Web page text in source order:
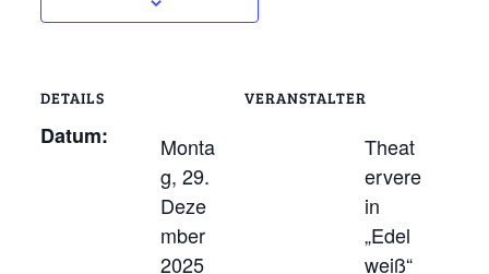
DETAILS
Datum:
Monta
g, 29.
Deze
mber
2025
VERANSTALTER
Theat
ervere
in
„Edel
weiß“